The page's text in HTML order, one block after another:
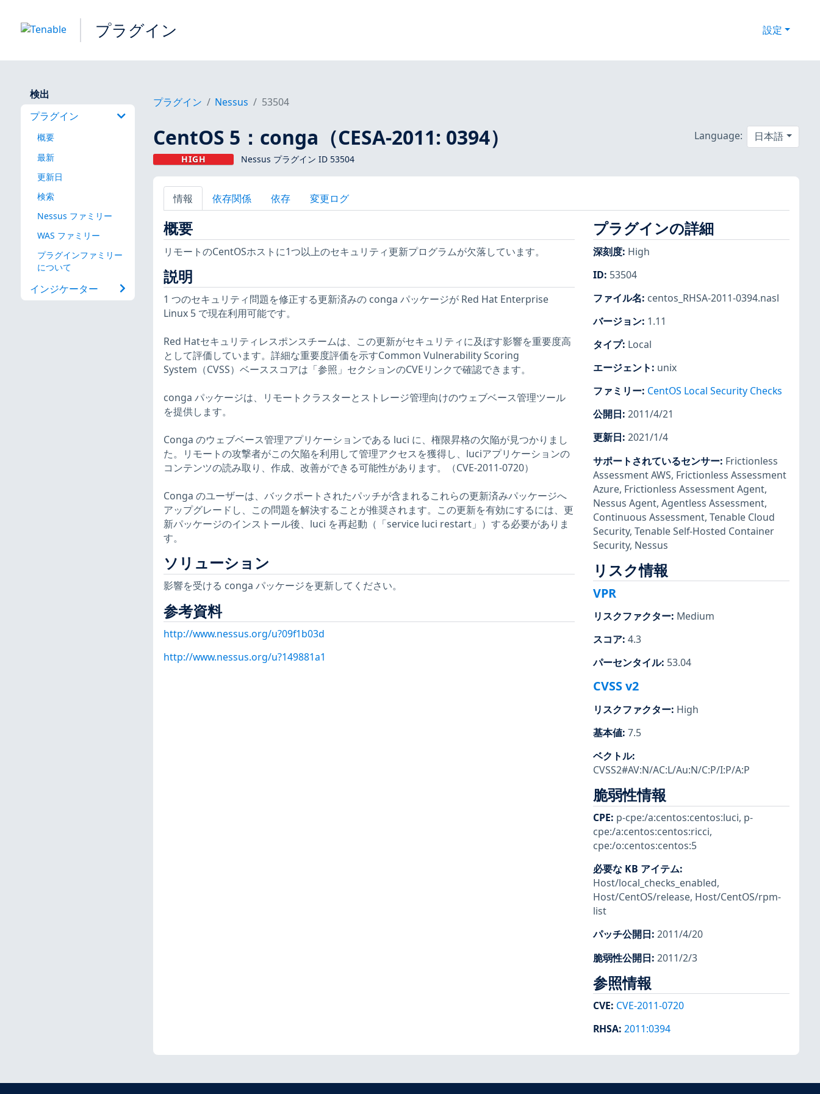
プラグイン 設定
検出
プラグイン
概要
最新
更新日
検索
Nessus ファミリー
WAS ファミリー
プラグインファミリー
について
インジケーター
プラグイン Nessus 53504
CentOS 5：conga（CESA-2011: 0394）
HIGH Nessus プラグイン ID 53504
Language: 日本語
情報 依存関係 依存 変更ログ
概要
リモートのCentOSホストに1つ以上のセキュリティ更新プログラムが欠落しています。
説明
1 つのセキュリティ問題を修正する更新済みの conga パッケージが Red Hat Enterprise
Linux 5 で現在利用可能です。
Red Hatセキュリティレスポンスチームは、この更新がセキュリティに及ぼす影響を重要度高
として評価しています。詳細な重要度評価を示すCommon Vulnerability Scoring
System（CVSS）ベーススコアは「参照」セクションのCVEリンクで確認できます。
conga パッケージは、リモートクラスターとストレージ管理向けのウェブベース管理ツール
を提供します。
Conga のウェブベース管理アプリケーションである luci に、権限昇格の欠陥が見つかりまし
た。リモートの攻撃者がこの欠陥を利用して管理アクセスを獲得し、luciアプリケーションの
コンテンツの読み取り、作成、改善ができる可能性があります。（CVE-2011-0720）
Conga のユーザーは、バックポートされたパッチが含まれるこれらの更新済みパッケージへ
アップグレードし、この問題を解決することが推奨されます。この更新を有効にするには、更
新パッケージのインストール後、luci を再起動（「service luci restart」）する必要がありま
す。
ソリューション
影響を受ける conga パッケージを更新してください。
参考資料
http://www.nessus.org/u?09f1b03d
http://www.nessus.org/u?149881a1
プラグインの詳細
深刻度: High
ID: 53504
ファイル名: centos_RHSA-2011-0394.nasl
バージョン: 1.11
タイプ: Local
エージェント: unix
ファミリー: CentOS Local Security Checks
公開日: 2011/4/21
更新日: 2021/1/4
サポートされているセンサー: Frictionless
Assessment AWS, Frictionless Assessment
Azure, Frictionless Assessment Agent,
Nessus Agent, Agentless Assessment,
Continuous Assessment, Tenable Cloud
Security, Tenable Self-Hosted Container
Security, Nessus
リスク情報
VPR
リスクファクター: Medium
スコア: 4.3
パーセンタイル: 53.04
CVSS v2
リスクファクター: High
基本値: 7.5
ベクトル:
CVSS2#AV:N/AC:L/Au:N/C:P/I:P/A:P
脆弱性情報
CPE: p-cpe:/a:centos:centos:luci, p-
cpe:/a:centos:centos:ricci,
cpe:/o:centos:centos:5
必要な KB アイテム:
Host/local_checks_enabled,
Host/CentOS/release, Host/CentOS/rpm-
list
パッチ公開日: 2011/4/20
脆弱性公開日: 2011/2/3
参照情報
CVE: CVE-2011-0720
RHSA: 2011:0394